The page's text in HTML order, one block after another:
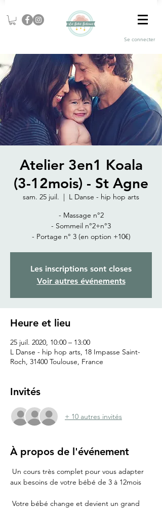
Se connecter
Atelier 3en1 Koala
(3-12mois) - St Agne
sam. 25 juil.
  |
L Danse - hip hop arts
- Massage n°2
- Sommeil n°2+n°3
- Portage n° 3 (en option +10€)
Les inscriptions sont closes
Voir autres événements
Heure et lieu
25 juil. 2020, 10:00 – 13:00
L Danse - hip hop arts, 18 Impasse Saint-
Roch, 31400 Toulouse, France
Invités
+ 10 autres invités
À propos de l'événement
Un cours très complet pour vous adapter
aux besoins de votre bébé de 3 à 12mois
Votre bébé change et devient un grand